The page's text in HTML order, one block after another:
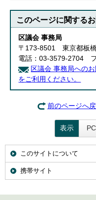
このページに関する
区議会 事務局
〒173-8501 東京都板
電話：03-3579-2704
区議会 事務局への
をご利用ください。
前のページへ
表示 PC
このサイトについて
携帯サイト